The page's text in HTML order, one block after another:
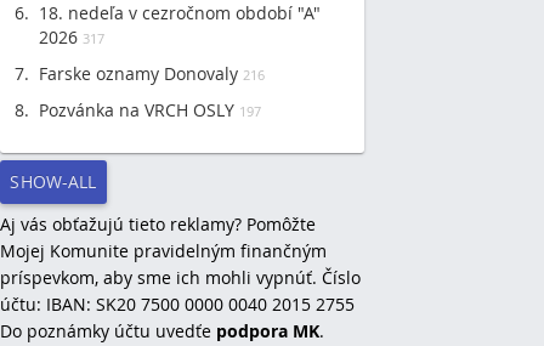
18. nedeľa v cezročnom období "A"
2026 317
Farske oznamy Donovaly 216
Pozvánka na VRCH OSLY 197
SHOW-ALL
Aj vás obťažujú tieto reklamy? Pomôžte
Mojej Komunite pravidelným finančným
príspevkom, aby sme ich mohli vypnúť. Číslo
účtu: IBAN: SK20 7500 0000 0040 2015 2755
Do poznámky účtu uvedťe podpora MK.